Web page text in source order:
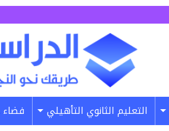
التعليم الثانوي التأهيلي